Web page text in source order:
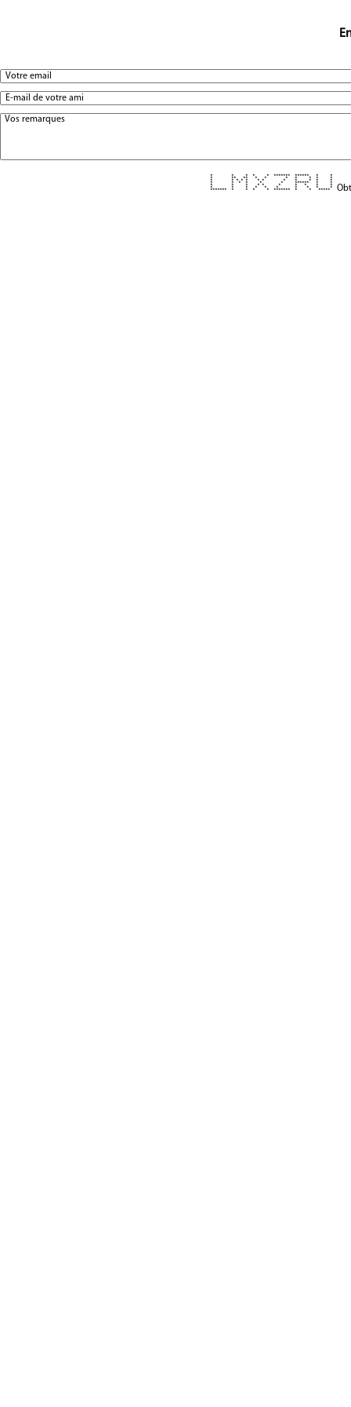
* * * * * ******* ****** * *
* ** ** * * * * * * *
* * * * * * * * * * * *
* * * * * * ****** * *
* * * * * * * * * *
* * * * * * * * * *
******* * * * * ******* * * *****